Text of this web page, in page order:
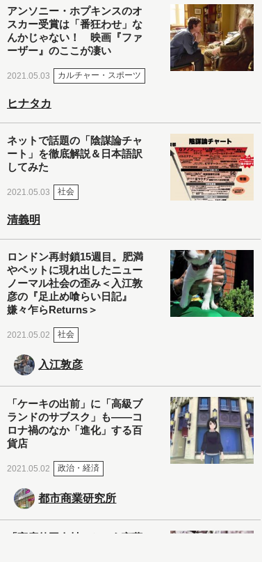
アンソニー・ホプキンスのオ
スカー受賞は「番狂わせ」な
んかじゃない！ 映画『ファ
ーザー』のここが凄い
2021.05.03 カルチャー・スポーツ
ヒナタカ
ネットで話題の「陰謀論チャ
ート」を徹底解説＆日本語訳
してみた
2021.05.03 社会
清義明
ロンドン再封鎖15週目。肥満
やペットに現れ出したニュー
ノーマル社会の歪み＜入江敦
彦の『足止め喰らい日記』
嫌々乍らReturns＞
2021.05.02 社会
入江敦彦
「ケーキの出前」に「高級ブ
ランドのサブスク」も――コ
ロナ禍のなか「進化」する百
貨店
2021.05.02 政治・経済
都市商業研究所
「高度外国人材」という言葉